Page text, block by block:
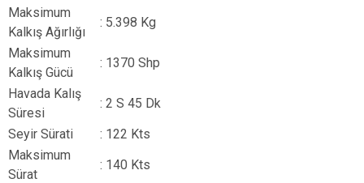
Maksimum
Kalkış Ağırlığı
: 5.398 Kg
Maksimum
Kalkış Gücü
: 1370 Shp
Havada Kalış
Süresi
: 2 S 45 Dk
Seyir Sürati
: 122 Kts
Maksimum
Sürat
: 140 Kts